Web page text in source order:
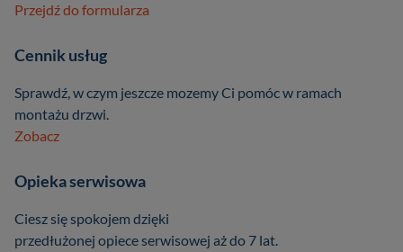
Przejdź do formularza
Cennik usług
Sprawdź, w czym jeszcze mozemy Ci pomóc w ramach
montażu drzwi.
Zobacz
Opieka serwisowa
Ciesz się spokojem dzięki
przedłużonej opiece serwisowej aż do 7 lat.